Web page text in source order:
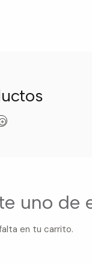
uno de
en tu carrito.